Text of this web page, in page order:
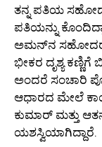
ತನ್ನ ಪತಿಯ
ಪತಿಯನ್ನು
ಅಮನ್‌ನ ಸಹೋದರ
ಭೀಕರ ದೃಶ್ಯ
ಅಂದರೆ ಸಂಚಾರಿ
ಆಧಾರದ ಮೇಲೆ
ಕುಮಾರ್ ಮತ್ತು
ಯಶಸ್ವಿಯಾಗಿದ್ದಾರೆ.